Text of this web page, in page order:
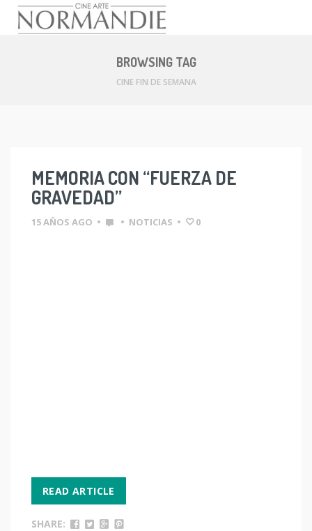
BROWSING TAG
CINE FIN DE SEMANA
MEMORIA CON “FUERZA DE
GRAVEDAD”
15 AÑOS AGO • • NOTICIAS • 0
READ ARTICLE
SHARE: